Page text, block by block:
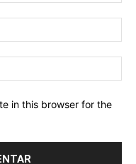
in this browser for the